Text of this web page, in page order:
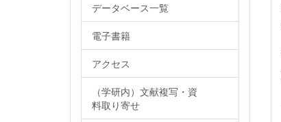
データベース一覧
電子書籍
アクセス
（学研内）文献複写・資
料取り寄せ